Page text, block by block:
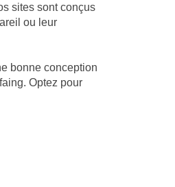
sites sont conçus
ou leur
bonne conception
Optez pour